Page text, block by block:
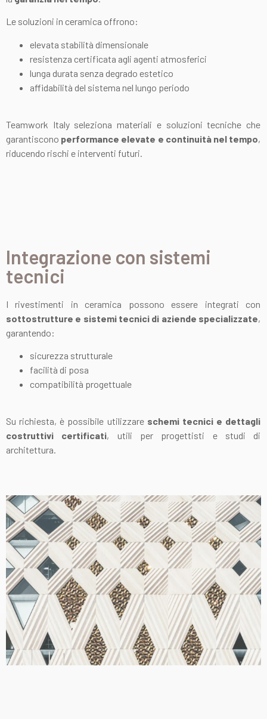
Le soluzioni in ceramica offrono:
elevata stabilità dimensionale
resistenza certificata agli agenti atmosferici
lunga durata senza degrado estetico
affidabilità del sistema nel lungo periodo
Teamwork Italy seleziona materiali e soluzioni tecniche che
garantiscono performance elevate e continuità nel tempo,
riducendo rischi e interventi futuri.
Integrazione con sistemi
tecnici
I rivestimenti in ceramica possono essere integrati con
sottostrutture e sistemi tecnici di aziende specializzate,
garantendo:
sicurezza strutturale
facilità di posa
compatibilità progettuale
Su richiesta, è possibile utilizzare schemi tecnici e dettagli
costruttivi certificati, utili per progettisti e studi di
architettura.